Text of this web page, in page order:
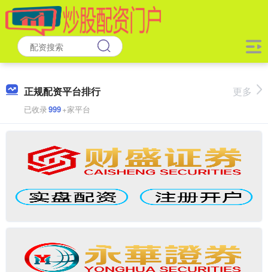
正规配资平台排行
已收录999+家平台
更多